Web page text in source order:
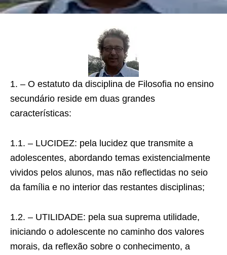
1. – O estatuto da disciplina de Filosofia no ensino
secundário reside em duas grandes
características:
1.1. – LUCIDEZ: pela lucidez que transmite a
adolescentes, abordando temas existencialmente
vividos pelos alunos, mas não reflectidas no seio
da família e no interior das restantes disciplinas;
1.2. – UTILIDADE: pela sua suprema utilidade,
iniciando o adolescente no caminho dos valores
morais, da reflexão sobre o conhecimento, a